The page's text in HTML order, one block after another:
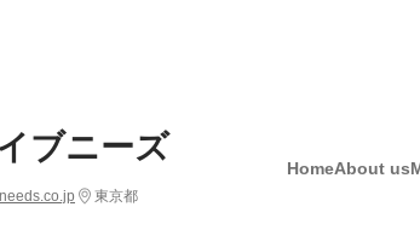
ブニーズ
東京都
HomeAbout us